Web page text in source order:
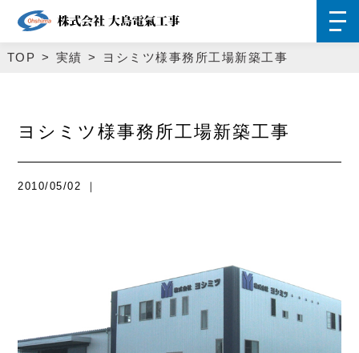
TOP 実績 ヨシミツ様事務所工場新築工事
ヨシミツ様事務所工場新築工事
2010/05/02 ｜